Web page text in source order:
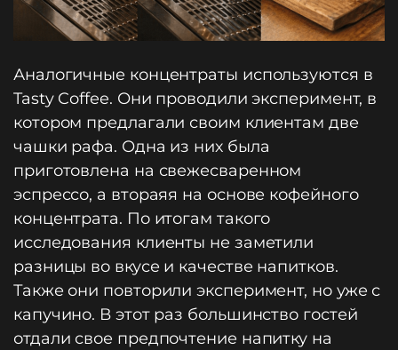
Аналогичные концентраты используются в
Tasty Coffee. Они проводили эксперимент, в
котором предлагали своим клиентам две
чашки рафа. Одна из них была
приготовлена на свежесваренном
эспрессо, а втораяя на основе кофейного
концентрата. По итогам такого
исследования клиенты не заметили
разницы во вкусе и качестве напитков.
Также они повторили эксперимент, но уже с
капучино. В этот раз большинство гостей
отдали свое предпочтение напитку на